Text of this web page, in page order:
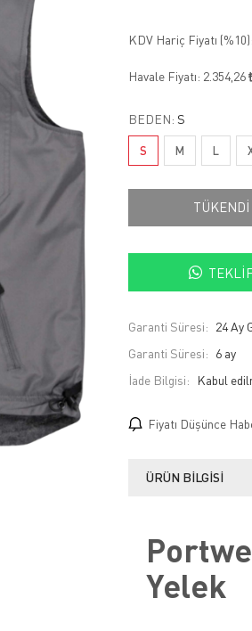
KDV Hariç Fiyatı (%10):
Havale Fiyatı: 2.354,26
BEDEN: S
S M L
TÜKENDİ
Garanti Süresi: 24 Ay
Garanti Süresi: 6 ay
İade Bilgisi:
Fiyatı Düşünce
ÜRÜN BILGISI
Yelek